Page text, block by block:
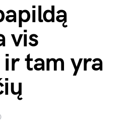
vis
tam yra